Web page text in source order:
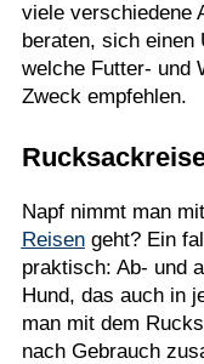
viele verschiedene
beraten, sich
welche Futter- und
Zweck empfehlen.
Napf nimmt man
Reisengeht? Ein
praktisch: Ab- und
Hund, das auch in
man mit dem
nach Gebrauch